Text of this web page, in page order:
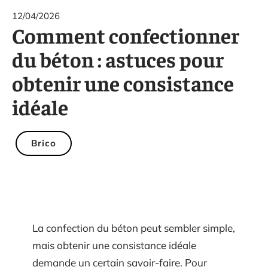
12/04/2026
Comment confectionner
du béton : astuces pour
obtenir une consistance
idéale
Brico
La confection du béton peut sembler simple,
mais obtenir une consistance idéale
demande un certain savoir-faire. Pour